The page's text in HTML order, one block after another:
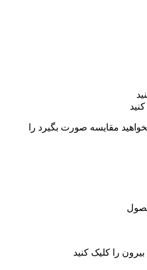
مقایسه صورت بگیرد را
را کلیک کنید